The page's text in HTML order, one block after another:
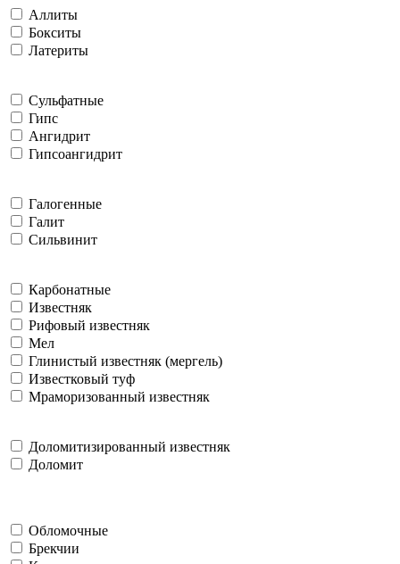
Аллиты
Бокситы
Латериты
Сульфатные
Гипс
Ангидрит
Гипсоангидрит
Галогенные
Галит
Сильвинит
Карбонатные
Известняк
Рифовый известняк
Мел
Глинистый известняк (мергель)
Известковый туф
Мраморизованный известняк
Доломитизированный известняк
Доломит
Обломочные
Брекчии